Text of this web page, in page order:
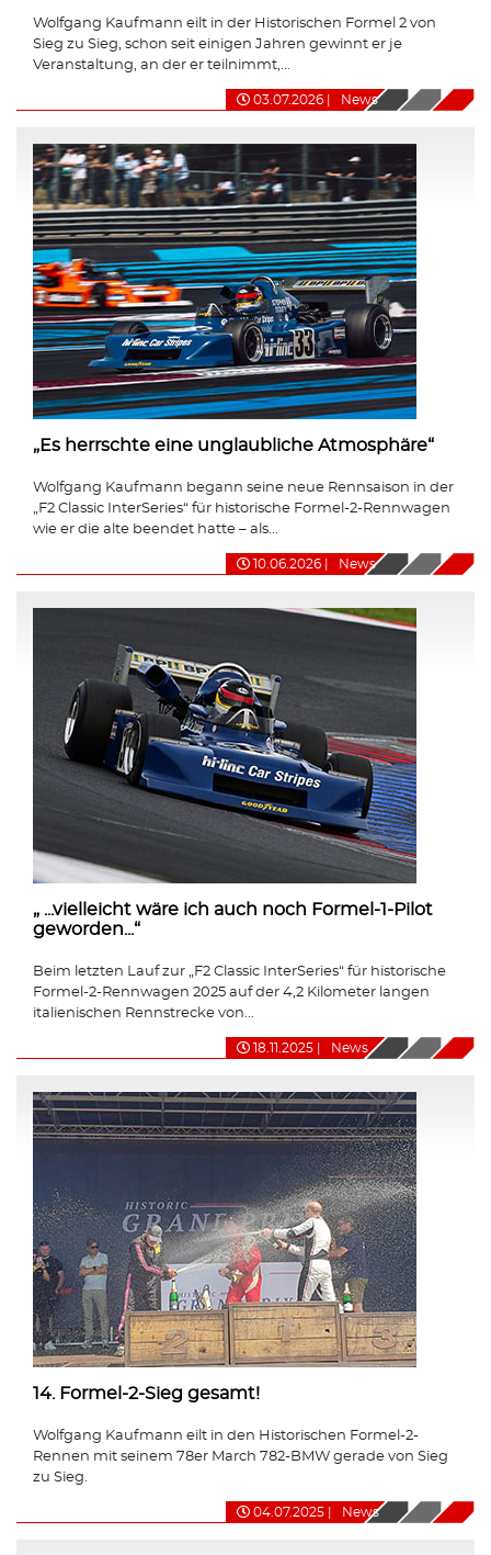
Wolfgang Kaufmann eilt in der Historischen Formel 2 von
Sieg zu Sieg, schon seit einigen Jahren gewinnt er je
Veranstaltung, an der er teilnimmt,...
03.07.2026 News
„Es herrschte eine unglaubliche Atmosphäre“
Wolfgang Kaufmann begann seine neue Rennsaison in der
„F2 Classic InterSeries“ für historische Formel-2-Rennwagen
wie er die alte beendet hatte – als...
10.06.2026 News
„ ...vielleicht wäre ich auch noch Formel-1-Pilot
geworden...“
Beim letzten Lauf zur „F2 Classic InterSeries“ für historische
Formel-2-Rennwagen 2025 auf der 4,2 Kilometer langen
italienischen Rennstrecke von...
18.11.2025 News
14. Formel-2-Sieg gesamt!
Wolfgang Kaufmann eilt in den Historischen Formel-2-
Rennen mit seinem 78er March 782-BMW gerade von Sieg
zu Sieg.
04.07.2025 News